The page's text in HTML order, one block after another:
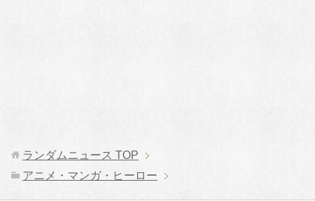
ランダムニュース TOP
アニメ・マンガ・ヒーロー